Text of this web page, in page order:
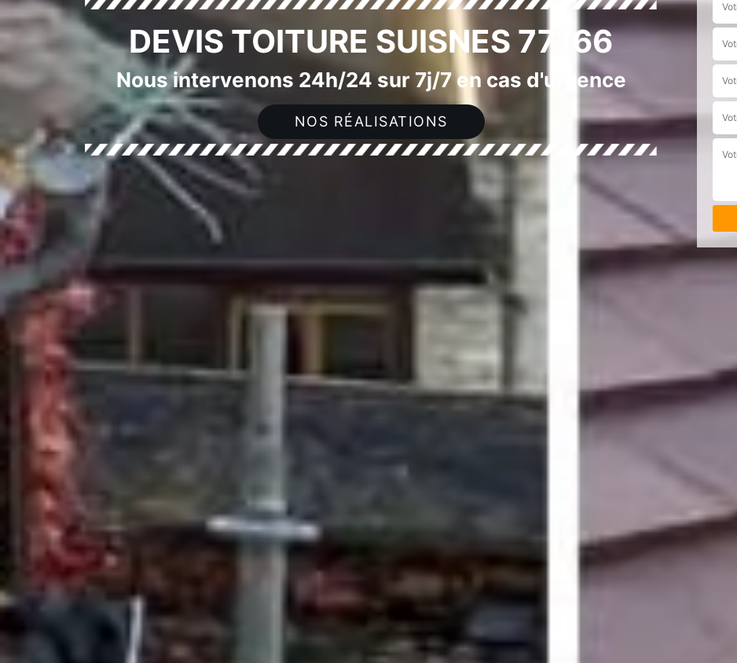
DEVIS TOITURE SUISNES 77166
Nous intervenons 24h/24 sur 7j/7 en cas d'urgence
NOS RÉALISATIONS